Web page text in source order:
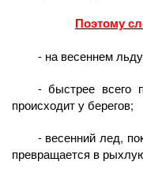
Поэтому
- на весеннем
- быстрее всего
происходит у берегов;
- весенний лед,
превращается в